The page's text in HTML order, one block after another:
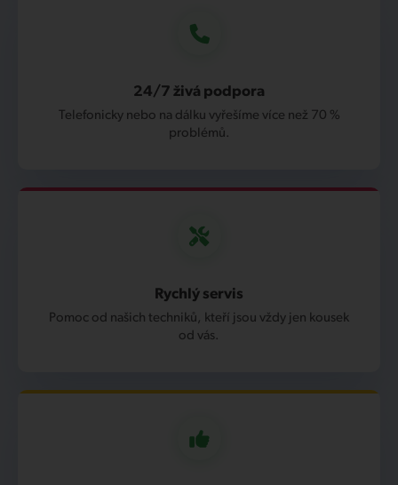
24/7 živá podpora
Telefonicky nebo na dálku vyřešíme více než 70 %
problémů.
Rychlý servis
Pomoc od našich techniků, kteří jsou vždy jen kousek
od vás.